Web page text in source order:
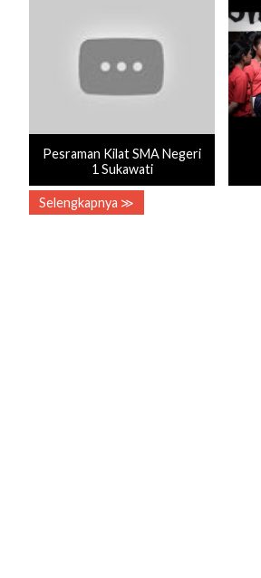
Pesraman Kilat SMA Negeri
1 Sukawati
Selengkapnya ≫